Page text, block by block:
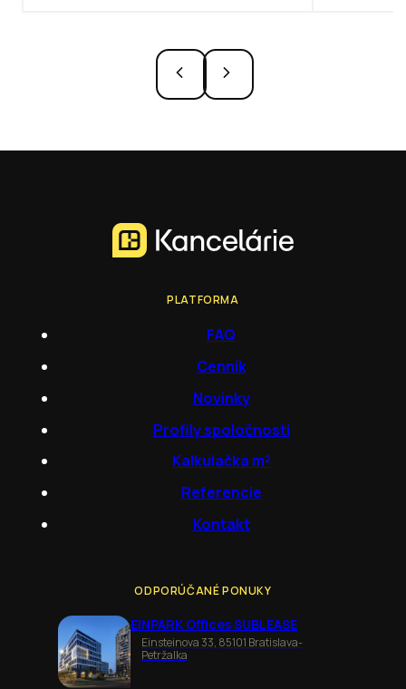
PLATFORMA
FAQ
Cenník
Novinky
Profily spoločností
Kalkulačka m²
Referencie
Kontakt
ODPORÚČANÉ PONUKY
EINPARK Offices SUBLEASE
Einsteinova 33, 85101 Bratislava-
Petržalka